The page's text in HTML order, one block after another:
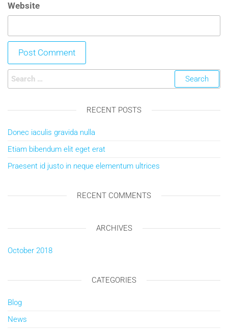
Website
RECENT POSTS
Donec iaculis gravida nulla
Etiam bibendum elit eget erat
Praesent id justo in neque elementum ultrices
RECENT COMMENTS
ARCHIVES
October 2018
CATEGORIES
Blog
News